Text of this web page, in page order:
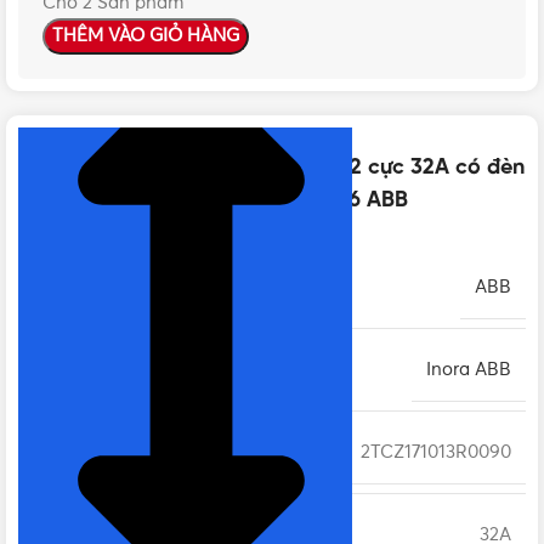
THÊM VÀO GIỎ HÀNG
Thông số kỹ thuật của Công tắc 2 cực 32A có đèn
báo Neon 2TCZ171013R0090 BL176 ABB
ABB
Inora ABB
MÃ SẢN PHẨM 2TCZ171013R0090
DÒNG ĐIỆN 32A
NHẤN ĐỂ XEM TIẾP (THU GỌN)